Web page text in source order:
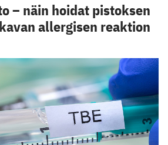
– näin hoidat pistoksen
allergisen reaktion